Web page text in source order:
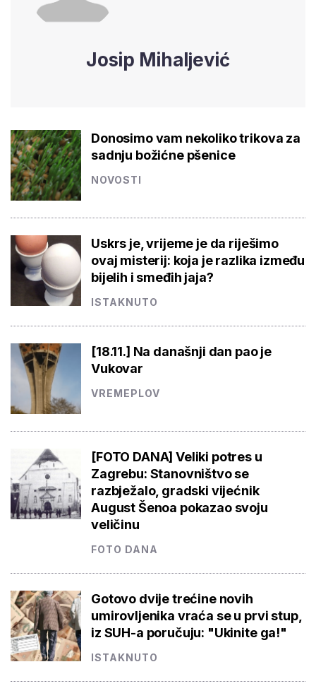
Josip Mihaljević
Donosimo vam nekoliko trikova za
sadnju božićne pšenice
NOVOSTI
Uskrs je, vrijeme je da riješimo
ovaj misterij: koja je razlika između
bijelih i smeđih jaja?
ISTAKNUTO
[18.11.] Na današnji dan pao je
Vukovar
VREMEPLOV
[FOTO DANA] Veliki potres u
Zagrebu: Stanovništvo se
razbježalo, gradski vijećnik
August Šenoa pokazao svoju
veličinu
FOTO DANA
Gotovo dvije trećine novih
umirovljenika vraća se u prvi stup,
iz SUH-a poručuju: "Ukinite ga!"
ISTAKNUTO